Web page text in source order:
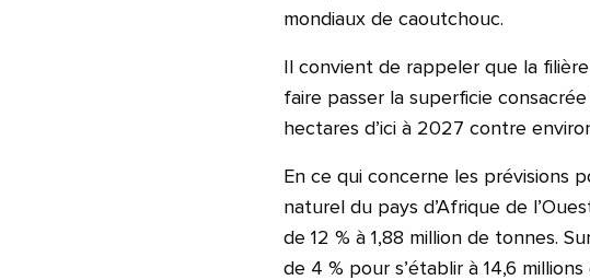
mondiaux de caoutchouc.
Il convient de rappeler que la
faire passer la superficie
hectares d’ici à 2027 contre
En ce qui concerne les prévisions
naturel du pays d’Afrique de
de 12 % à 1,88 million de tonnes.
de 4 % pour s’établir à 14,6